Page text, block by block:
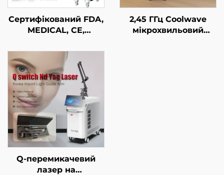
Сертифікований FDA,
MEDICAL, CE,
фракційним лазером
CO₂
2,45 ГГц Coolwave
мікрохвильовий
Q-перемикачевий
лазер на